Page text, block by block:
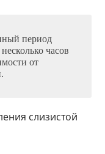
период
часов
от
слизистой